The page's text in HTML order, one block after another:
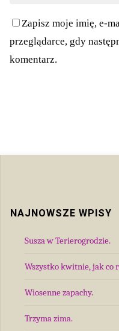
Zapisz moje imię, e-
przeglądarce, gdy
komentarz.
NAJNOWSZE WPISY
Susza w Terierogrodzie.
Wszystko kwitnie, jak co
Wiosenne zapachy.
Trzyma zima.